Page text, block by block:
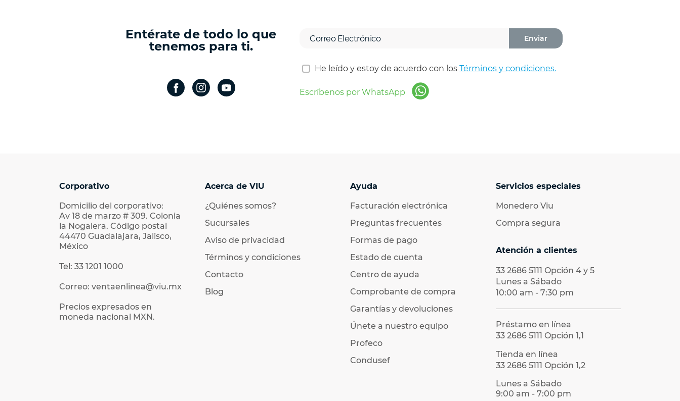
Entérate de todo lo que
tenemos para ti.
Enviar
He leído y estoy de acuerdo con los Términos y condiciones.
Escríbenos por WhatsApp
Corporativo
Domicilio del corporativo:
Av 18 de marzo # 309. Colonia
la Nogalera. Código postal
44470 Guadalajara, Jalisco,
México
Tel: 33 1201 1000
Correo: ventaenlinea@viu.mx
Precios expresados en
moneda nacional MXN.
Acerca de VIU
¿Quiénes somos?
Sucursales
Aviso de privacidad
Términos y condiciones
Contacto
Blog
Ayuda
Facturación electrónica
Preguntas frecuentes
Formas de pago
Estado de cuenta
Centro de ayuda
Comprobante de compra
Garantías y devoluciones
Únete a nuestro equipo
Profeco
Condusef
Servicios especiales
Monedero Viu
Compra segura
Atención a clientes
33 2686 5111 Opción 4 y 5
Lunes a Sábado
10:00 am - 7:30 pm
Préstamo en línea
33 2686 5111 Opción 1,1
Tienda en línea
33 2686 5111 Opción 1,2
Lunes a Sábado
9:00 am - 7:00 pm